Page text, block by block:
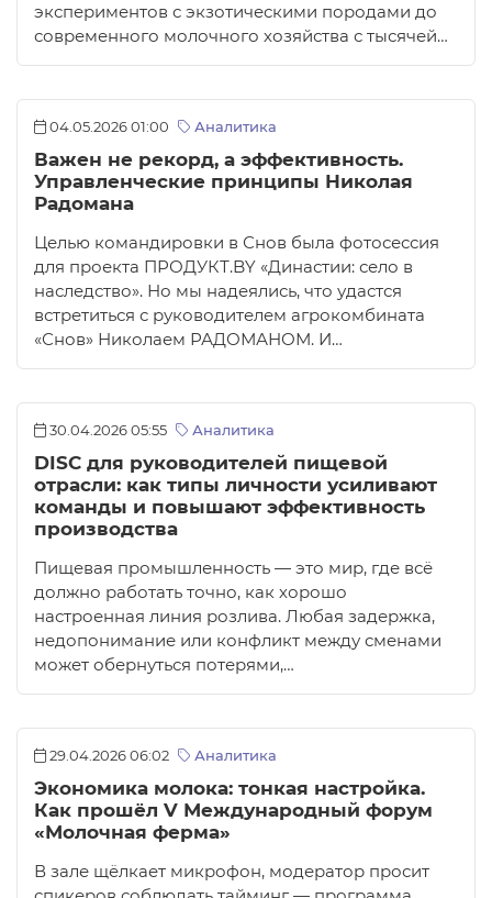
экспериментов с экзотическими породами до
современного молочного хозяйства с тысячей…
04.05.2026 01:00 Аналитика
Важен не рекорд, а эффективность.
Управленческие принципы Николая
Радомана
Целью командировки в Снов была фотосессия
для проекта ПРОДУКТ.BY «Династии: село в
наследство». Но мы надеялись, что удастся
встретиться с руководителем агрокомбината
«Снов» Николаем РАДОМАНОМ. И…
30.04.2026 05:55 Аналитика
DISC для руководителей пищевой
отрасли: как типы личности усиливают
команды и повышают эффективность
производства
Пищевая промышленность — это мир, где всё
должно работать точно, как хорошо
настроенная линия розлива. Любая задержка,
недопонимание или конфликт между сменами
может обернуться потерями,…
29.04.2026 06:02 Аналитика
Экономика молока: тонкая настройка.
Как прошёл V Международный форум
«Молочная ферма»
В зале щёлкает микрофон, модератор просит